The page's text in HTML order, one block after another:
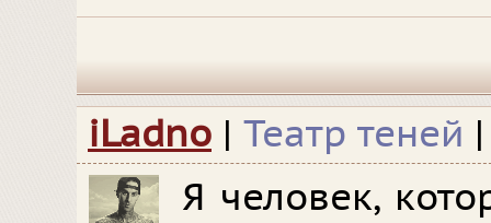
iLadno | Театр теней
Я человек,